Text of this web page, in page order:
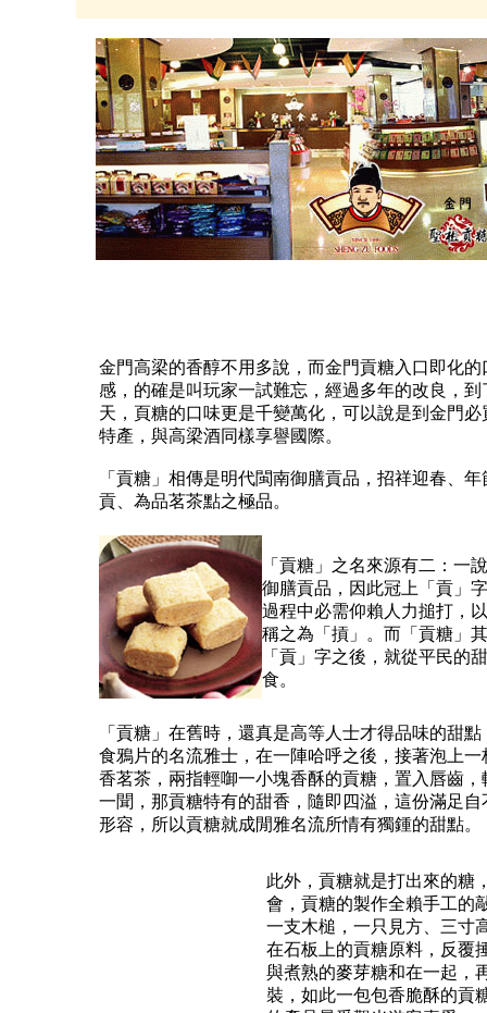
金門高梁的香醇不用多說，而金門貢糖入口即化的
感，的確是叫玩家一試難忘，經過多年的改良，到
天，頁糖的口味更是千變萬化，可以說是到金門必
特產，與高梁酒同樣享譽國際。
「貢糖」相傳是明代閩南御膳貢品，招祥迎春、年
貢、為品茗茶點之極品。
「貢糖」之名來源有二：一
御膳貢品，因此冠上「貢」
過程中必需仰賴人力搥打，
稱之為「摃」。而「貢糖」
「貢」字之後，就從平民的
食。
「貢糖」在舊時，還真是高等人士才得品味的甜點
食鴉片的名流雅士，在一陣哈呼之後，接著泡上一
香茗茶，兩指輕啣一小塊香酥的貢糖，置入唇齒，
一聞，那貢糖特有的甜香，隨即四溢，這份滿足自
形容，所以貢糖就成閒雅名流所情有獨鍾的甜點。
此外，貢糖就是打出來的糖
會，貢糖的製作全賴手工的
一支木槌，一只見方、三寸
在石板上的貢糖原料，反覆
與煮熟的麥芽糖和在一起，
裝，如此一包包香脆酥的貢